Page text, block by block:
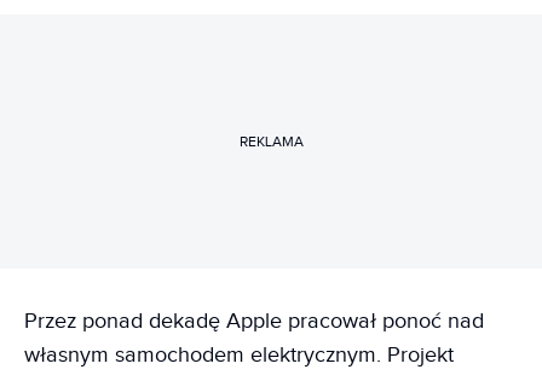
REKLAMA
Przez ponad dekadę Apple pracował ponoć nad
własnym samochodem elektrycznym. Projekt